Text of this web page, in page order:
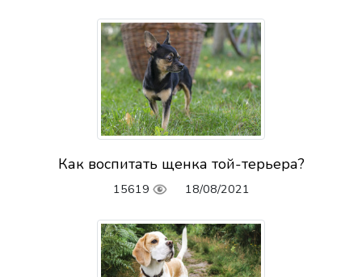
Как воспитать щенка той-терьера?
15619 18/08/2021